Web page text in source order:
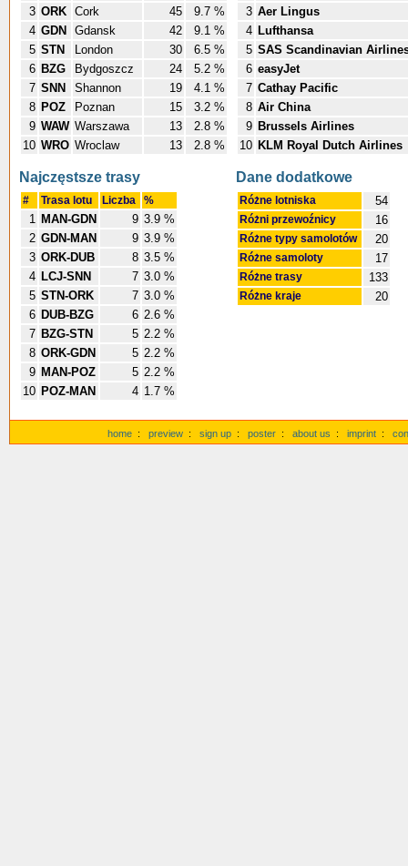
3 ORK Cork 45
9.7 %
4 GDN Gdansk 42
9.1 %
5 STN London 30
6.5 %
6 BZG Bydgoszcz 24
5.2 %
7 SNN Shannon 19
4.1 %
8 POZ Poznan 15
3.2 %
9 WAW Warszawa 13
2.8 %
10 WRO Wroclaw 13 2.8 %
3 Aer Lingus
4 Lufthansa
5 SAS Scandinavian
6 easyJet
7 Cathay Pacific
8 Air China
9 Brussels Airlines
10 KLM Royal Dutch Airlines
Najczęstsze trasy
# Trasa lotu Liczba %
1 MAN-GDN 9 3.9 %
2 GDN-MAN 9 3.9 %
3 ORK-DUB 8 3.5 %
4 LCJ-SNN 7 3.0 %
5 STN-ORK 7 3.0 %
6 DUB-BZG 6 2.6 %
7 BZG-STN 5 2.2 %
8 ORK-GDN 5 2.2 %
9 MAN-POZ 5 2.2 %
10 POZ-MAN 4 1.7 %
Dane dodatkowe
Różne lotniska 54
Różni przewoźnicy 16
Różne typy samolotów 20
Różne samoloty 17
Różne trasy 133
Różne kraje 20
home : preview : sign up : poster : about us : imprint :